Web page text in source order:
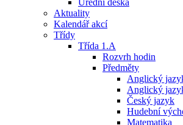
Úřední deska
Aktuality
Kalendář akcí
Třídy
Třída 1.A
Rozvrh hodin
Předměty
Anglický
Anglický
Český jazyk
Hudební
Matematika